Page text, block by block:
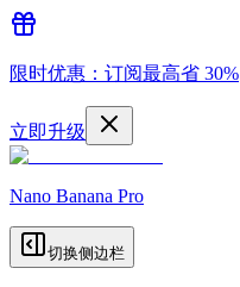
限时优惠：订阅最高省 30%
立即升级
Nano Banana Pro
切换侧边栏